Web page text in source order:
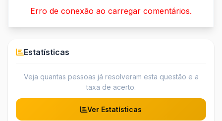
Erro de conexão ao carregar comentários.
Estatísticas
Veja quantas pessoas já resolveram esta questão e a
taxa de acerto.
Ver Estatísticas